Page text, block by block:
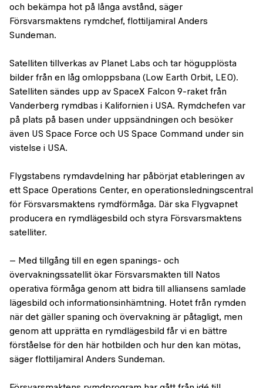
och bekämpa hot på långa avstånd, säger
Försvarsmaktens rymdchef, flottiljamiral Anders
Sundeman.
Satelliten tillverkas av Planet Labs och tar högupplösta
bilder från en låg omloppsbana (Low Earth Orbit, LEO).
Satelliten sändes upp av SpaceX Falcon 9-raket från
Vanderberg rymdbas i Kalifornien i USA. Rymdchefen var
på plats på basen under uppsändningen och besöker
även US Space Force och US Space Command under sin
vistelse i USA.
Flygstabens rymdavdelning har påbörjat etableringen av
ett Space Operations Center, en operationsledningscentral
för Försvarsmaktens rymdförmåga. Där ska Flygvapnet
producera en rymdlägesbild och styra Försvarsmaktens
satelliter.
– Med tillgång till en egen spanings- och
övervakningssatellit ökar Försvarsmakten till Natos
operativa förmåga genom att bidra till alliansens samlade
lägesbild och informationsinhämtning. Hotet från rymden
när det gäller spaning och övervakning är påtagligt, men
genom att upprätta en rymdlägesbild får vi en bättre
förståelse för den här hotbilden och hur den kan mötas,
säger flottiljamiral Anders Sundeman.